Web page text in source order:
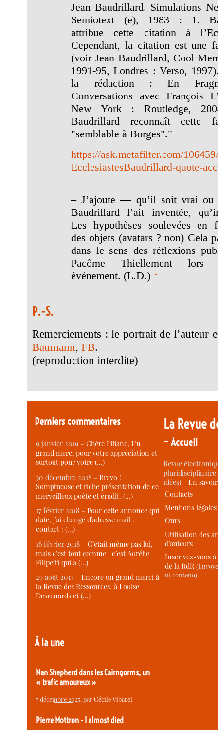
Jean Baudrillard. Simulations
Semiotext (e), 1983 : 1.
attribue cette citation à
Cependant, la citation est une
(voir Jean Baudrillard, Cool
1991-95, Londres : Verso,
la rédaction : En
Conversations avec François
New York : Routledge,
Baudrillard reconnaît cette
"semblable à Borges"."
https://ask.metafilter.com/
EcclesiastesBaudrillard-quote-
–J’ajoute — qu’il soit vrai ou
Baudrillard l’ait inventée,
Les hypothèses soulevées en
des objets (avatars ? non) Cela
dans le sens des réflexions
Pacôme Thiellement
événement. (L.D.) ↑
P.-S.
Remerciements : le portrait de
Baumann,FB.
(reproduction interdite)
Derniers commentaires
9 janvier 2019 –Chère Liliane, Un
grand merci pour votre appréciation et
surtout pour votre (…)
30 décembre 2018 –Bravo !
Somptueuse et riche présentation de ce
merveilleux poète et érudit. (…)
17 février 2018 –Pour cette annonce qui
date, j’ai changé d’adresse mail :
contact : (…)
16 février 2018 –C’était même pas lui,
mais c’est tout comme : c’est Aurélie
Filipetti qui a (…)
29 août 2017 –Encore un grand merci à
la Revue des Ressources, à Louise
Desrenards et (…)
À la une
Nan Shepherd dans les Cairngorms, un
« trafic amoureux »
7 décembre 2025, parCécile Vibarel
Pierre Mottron - I almost died
La Revue
-Accueil
Revue
idées) -En
Contacts
Mentions légales
Ours
Utilisation des
d’auteurs
Inscrivez-vous
de la RdR
ni contenu)